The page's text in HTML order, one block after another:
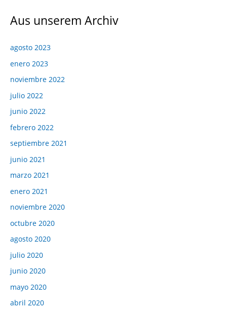
Aus unserem Archiv
agosto 2023
enero 2023
noviembre 2022
julio 2022
junio 2022
febrero 2022
septiembre 2021
junio 2021
marzo 2021
enero 2021
noviembre 2020
octubre 2020
agosto 2020
julio 2020
junio 2020
mayo 2020
abril 2020